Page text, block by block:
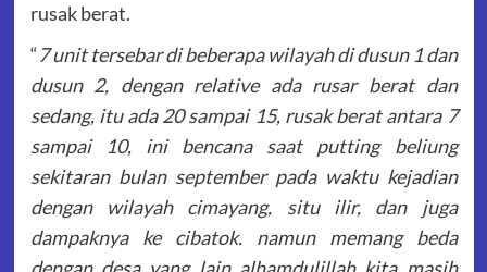
rusak berat.
“7 unit tersebar di beberapa wilayah di dusun 1 dan
dusun 2, dengan relative ada rusar berat dan
sedang, itu ada 20 sampai 15, rusak berat antara 7
sampai 10, ini bencana saat putting beliung
sekitaran bulan september pada waktu kejadian
dengan wilayah cimayang, situ ilir, dan juga
dampaknya ke cibatok. namun memang beda